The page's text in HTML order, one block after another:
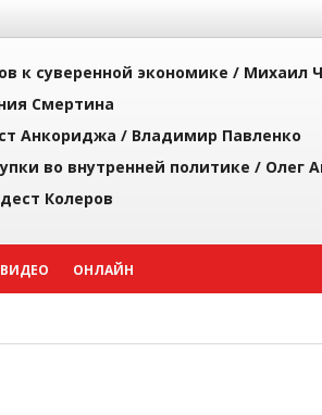
к суверенной экономике / Михаил
Смертина
Анкориджа / Владимир Павленко
во внутренней политике / Олег
Колеров
ОНЛАЙН